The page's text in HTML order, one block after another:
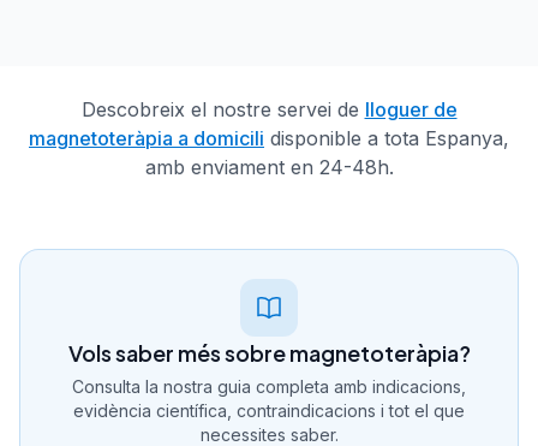
Descobreix el nostre servei de lloguer de
magnetoteràpia a domicili disponible a tota Espanya,
amb enviament en 24-48h.
Vols saber més sobre magnetoteràpia?
Consulta la nostra guia completa amb indicacions,
evidència científica, contraindicacions i tot el que
necessites saber.